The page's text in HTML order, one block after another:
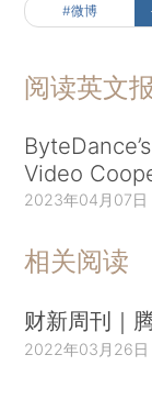
#微博
阅读英文
Video
2023年04月07日
相关阅读
财新周刊｜
2022年03月26日